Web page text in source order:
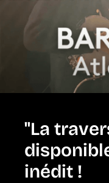
"La
inédit !